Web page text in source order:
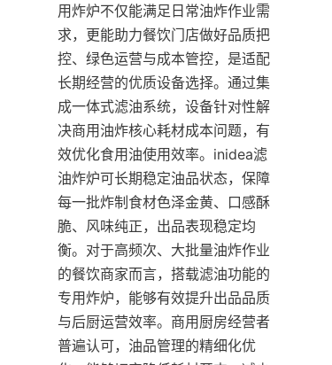
用炸炉不仅能满足日常油炸作业需
求，更能助力餐饮门店做好品质把
控、绿色运营与成本管控，是适配
长期经营的优质设备选择。通过集
成一体式滤油系统，设备针对性解
决商用油炸核心耗材成本问题，有
效优化食用油使用效率。inidea滤
油炸炉可长期稳定油品状态，保障
每一批炸制食材色泽金黄、口感酥
脆、风味纯正，出品表现稳定均
衡。对于高频次、大批量油炸作业
的餐饮商家而言，搭载滤油功能的
专用炸炉，能够有效提升出品品质
与后厨运营效率。商用厨房经营者
普遍认可，油品管理的精细化优